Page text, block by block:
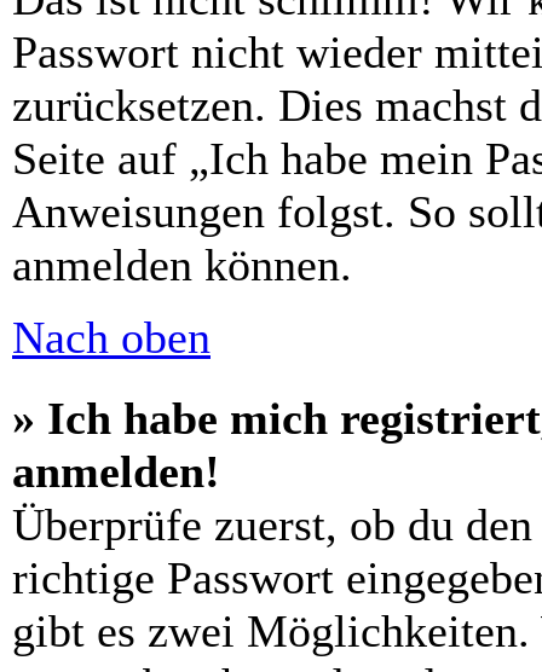
Passwort nicht wieder
zurücksetzen. Dies machst
Seite auf „Ich habe mein
Anweisungen folgst. So
anmelden können.
Nach oben
» Ich habe mich
anmelden!
Überprüfe zuerst, ob du
richtige Passwort
gibt es zwei